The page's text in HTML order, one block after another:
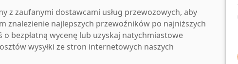
z zaufanymi dostawcami usług przewozowych, aby
znalezienie najlepszych przewoźników po najniższych
o bezpłatną wycenę lub uzyskaj natychmiastowe
wysyłki ze stron internetowych naszych